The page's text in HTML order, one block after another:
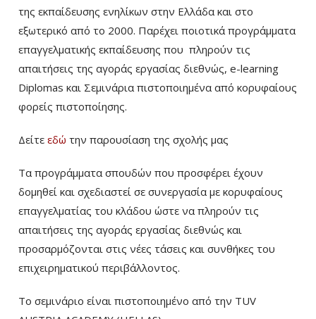
της εκπαίδευσης ενηλίκων στην Ελλάδα και στο
εξωτερικό από το 2000. Παρέχει ποιοτικά προγράμματα
επαγγελματικής εκπαίδευσης που πληρούν τις
απαιτήσεις της αγοράς εργασίας διεθνώς, e-learning
Diplomas και Σεμινάρια πιστοποιημένα από κορυφαίους
φορείς πιστοποίησης.
Δείτε εδώ την παρουσίαση της σχολής μας
Τα προγράμματα σπουδών που προσφέρει έχουν
δομηθεί και σχεδιαστεί σε συνεργασία με κορυφαίους
επαγγελματίας του κλάδου ώστε να πληρούν τις
απαιτήσεις της αγοράς εργασίας διεθνώς και
προσαρμόζονται στις νέες τάσεις και συνθήκες του
επιχειρηματικού περιβάλλοντος.
Το σεμινάριο είναι πιστοποιημένο από την TUV